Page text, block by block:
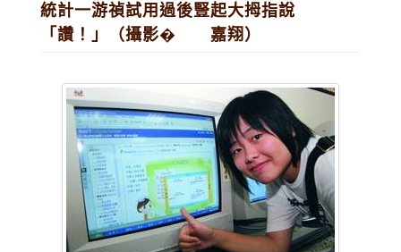
統計一游禎試用過後豎起大拇指說
「讚！」（攝影� 嘉翔）